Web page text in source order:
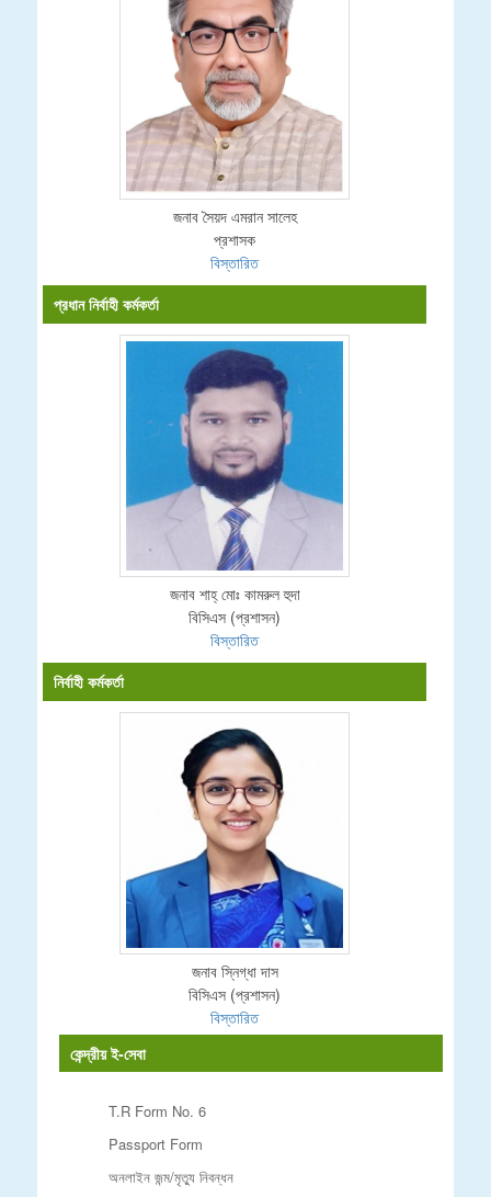
জনাব সৈয়দ এমরান সালেহ
প্রশাসক
বিস্তারিত
প্রধান নির্বাহী কর্মকর্তা
জনাব শাহ্ মোঃ কামরুল হুদা
বিসিএস (প্রশাসন)
বিস্তারিত
নির্বাহী কর্মকর্তা
জনাব স্নিগ্ধা দাস
বিসিএস (প্রশাসন)
বিস্তারিত
কেন্দ্রীয় ই-সেবা
T.R Form No. 6
Passport Form
অনলাইন জন্ম/মৃত্যু নিবন্ধন